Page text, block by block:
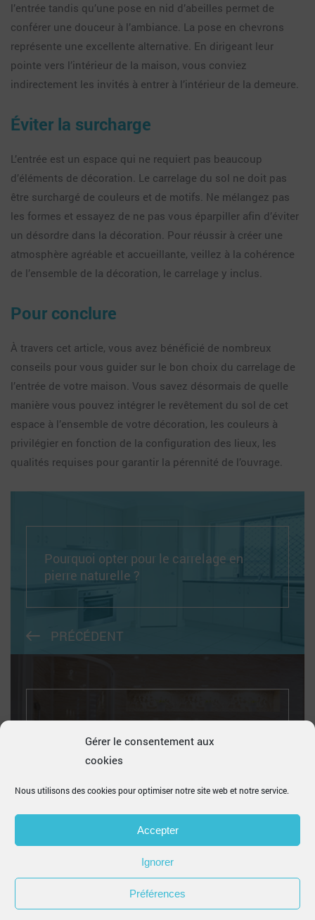
Gérer le consentement aux
cookies
Nous utilisons des cookies pour optimiser notre site web et notre service.
Accepter
Ignorer
Préférences
l’entrée tandis qu’une pose en nid d’abeilles permet de
conférer une douceur à l’ambiance. La pose en chevrons
représente une excellente alternative. En dirigeant leur
pointe vers l’intérieur de la maison, vous conviez
indirectement les invités à entrer à l’intérieur de la demeure.
Éviter la surcharge
L’entrée est un espace qui ne requiert pas beaucoup
d’éléments de décoration. Le carrelage du sol ne doit pas
être surchargé de couleurs et de motifs. Ne mélangez pas
les formes et essayez de ne pas vous éparpiller afin d’éviter
un désordre dans la décoration. Pour réussir à créer une
atmosphère agréable et accueillante, veillez à la cohérence
de l’ensemble de la décoration, le carrelage y inclus.
Pour conclure
À travers cet article, vous avez bénéficié de nombreux
conseils pour vous guider sur le bon choix du carrelage de
l’entrée de votre maison. Vous savez désormais de quelle
manière vous pouvez intégrer le revêtement du sol de cet
espace à l’ensemble de votre décoration, les couleurs à
privilégier en fonction de la configuration des lieux, les
qualités requises pour garantir la pérennité de l’ouvrage.
Pourquoi opter pour le carrelage en
pierre naturelle ?
PRÉCÉDENT
SUIVANT